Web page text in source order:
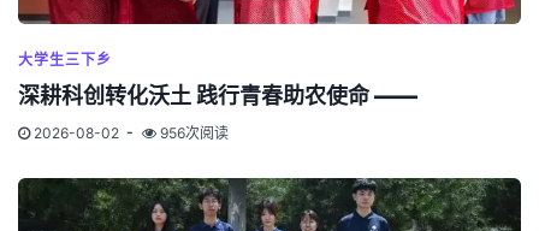
大学生三下乡
深耕科创转化沃土 践行青春助农使命 ——
2026-08-02 956次阅读